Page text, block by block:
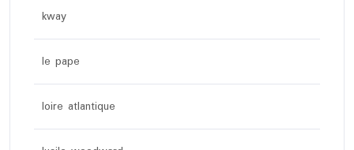
kway
le pape
loire atlantique